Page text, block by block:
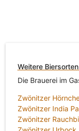
Weitere
Die Brauerei im
Zwönitzer
Zwönitzer India
Zwönitzer